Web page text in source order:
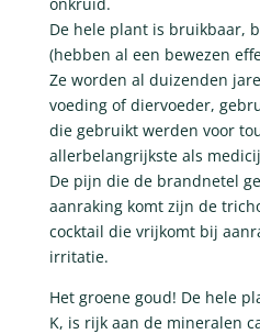
De hele plant is bruikbaar,
(hebben al een bewezen
Ze worden al duizenden
voeding of diervoeder,
die gebruikt werden voor
allerbelangrijkste als
De pijn die de brandnetel
aanraking komt zijn de
cocktail die vrijkomt bij
irritatie.
Het groene goud! De hele
K, is rijk aan de mineralen